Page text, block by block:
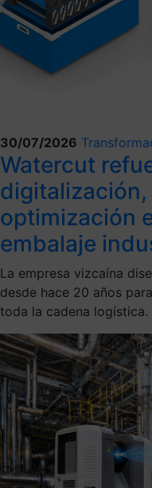
30/07/2026
Watercut
optimización
embalaje
La empresa vizcaína
desde hace 20 años
toda la cadena logística.